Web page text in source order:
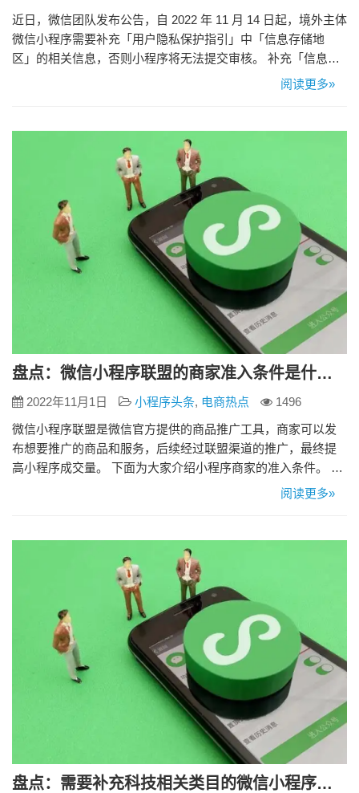
近日，微信团队发布公告，自 2022 年 11 月 14 日起，境外主体
微信小程序需要补充「用户隐私保护指引」中「信息存储地
区」的相关信息，否则小程序将无法提交审核。 补充「信息存
储地区」相关信息的路径如下： 路径一：小程序提交审核过程
序管理后台「设置」-「基本设置」-「…
阅读更多»
盘点：微信小程序联盟的商家准入条件是什么？
2022年11月1日 小程序头条, 电商热点
1496
微信小程序联盟是微信官方提供的商品推广工具，商家可以发
布想要推广的商品和服务，后续经过联盟渠道的推广，最终提
高小程序成交量。 下面为大家介绍小程序商家的准入条件。 微
信小程序联盟商家准入要求 1. 小商店&标准组件商家 满足以下
小程序商家 满足以下条件，即可开通小程序联盟…
阅读更多»
盘点：需要补充科技相关类目的微信小程序有哪些